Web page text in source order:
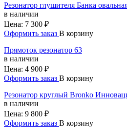
Резонатор глушителя Банка
в наличии
Цена: 7 300 ₽
Оформить заказ В корзину
Прямоток резонатор 63
в наличии
Цена: 4 900 ₽
Оформить заказ В корзину
Резонатор круглый Bronko
в наличии
Цена: 9 800 ₽
Оформить заказ В корзину